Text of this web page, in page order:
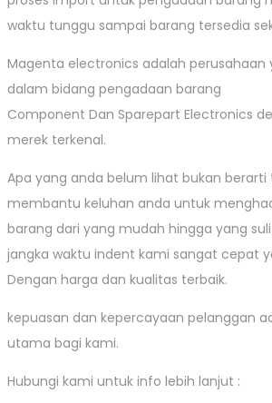
waktu tunggu sampai barang tersedia
Magenta electronics adalah perusahaan
dalam bidang pengadaan barang
Component Dan Sparepart Electronics
merek terkenal.
Apa yang anda belum lihat bukan berarti
membantu keluhan anda untuk
barang dari yang mudah hingga yang
jangka waktu indent kami sangat cepat
Dengan harga dan kualitas terbaik.
kepuasan dan kepercayaan pelanggan
utama bagi kami.
Hubungi kami untuk info lebih lanjut :